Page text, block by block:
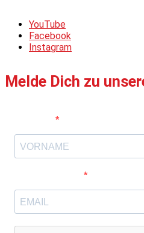
YouTube
Facebook
Instagram
Melde Dich zu